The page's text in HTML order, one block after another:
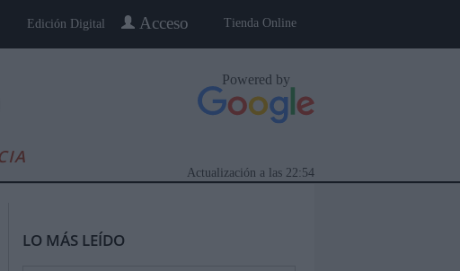
Tienda Online
Acceso
Edición Digital
Powered by
22:54
Actualización a las
LO MÁS LEÍDO